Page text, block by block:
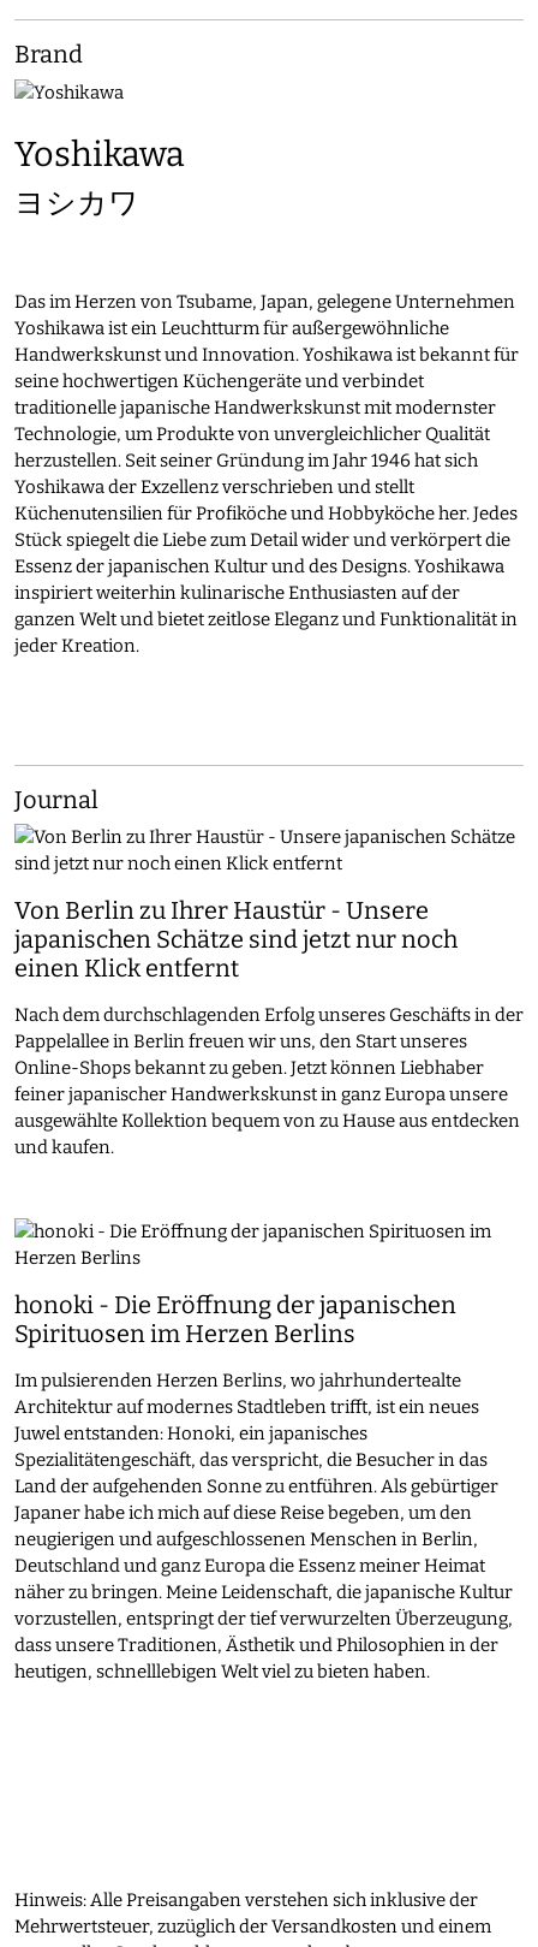
Brand
Yoshikawa
ヨシカワ
Das im Herzen von Tsubame, Japan, gelegene Unternehmen
Yoshikawa ist ein Leuchtturm für außergewöhnliche
Handwerkskunst und Innovation. Yoshikawa ist bekannt für
seine hochwertigen Küchengeräte und verbindet
traditionelle japanische Handwerkskunst mit modernster
Technologie, um Produkte von unvergleichlicher Qualität
herzustellen. Seit seiner Gründung im Jahr 1946 hat sich
Yoshikawa der Exzellenz verschrieben und stellt
Küchenutensilien für Profiköche und Hobbyköche her. Jedes
Stück spiegelt die Liebe zum Detail wider und verkörpert die
Essenz der japanischen Kultur und des Designs. Yoshikawa
inspiriert weiterhin kulinarische Enthusiasten auf der
ganzen Welt und bietet zeitlose Eleganz und Funktionalität in
jeder Kreation.
Journal
Von Berlin zu Ihrer Haustür - Unsere
japanischen Schätze sind jetzt nur noch
einen Klick entfernt
Nach dem durchschlagenden Erfolg unseres Geschäfts in der
Pappelallee in Berlin freuen wir uns, den Start unseres
Online-Shops bekannt zu geben. Jetzt können Liebhaber
feiner japanischer Handwerkskunst in ganz Europa unsere
ausgewählte Kollektion bequem von zu Hause aus entdecken
und kaufen.
honoki - Die Eröffnung der japanischen
Spirituosen im Herzen Berlins
Im pulsierenden Herzen Berlins, wo jahrhundertealte
Architektur auf modernes Stadtleben trifft, ist ein neues
Juwel entstanden: Honoki, ein japanisches
Spezialitätengeschäft, das verspricht, die Besucher in das
Land der aufgehenden Sonne zu entführen. Als gebürtiger
Japaner habe ich mich auf diese Reise begeben, um den
neugierigen und aufgeschlossenen Menschen in Berlin,
Deutschland und ganz Europa die Essenz meiner Heimat
näher zu bringen. Meine Leidenschaft, die japanische Kultur
vorzustellen, entspringt der tief verwurzelten Überzeugung,
dass unsere Traditionen, Ästhetik und Philosophien in der
heutigen, schnelllebigen Welt viel zu bieten haben.
Hinweis: Alle Preisangaben verstehen sich inklusive der
Mehrwertsteuer, zuzüglich der Versandkosten und einem